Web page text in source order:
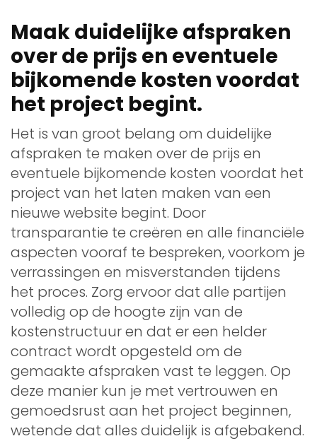
Maak duidelijke afspraken
over de prijs en eventuele
bijkomende kosten voordat
het project begint.
Het is van groot belang om duidelijke
afspraken te maken over de prijs en
eventuele bijkomende kosten voordat het
project van het laten maken van een
nieuwe website begint. Door
transparantie te creëren en alle financiële
aspecten vooraf te bespreken, voorkom je
verrassingen en misverstanden tijdens
het proces. Zorg ervoor dat alle partijen
volledig op de hoogte zijn van de
kostenstructuur en dat er een helder
contract wordt opgesteld om de
gemaakte afspraken vast te leggen. Op
deze manier kun je met vertrouwen en
gemoedsrust aan het project beginnen,
wetende dat alles duidelijk is afgebakend.